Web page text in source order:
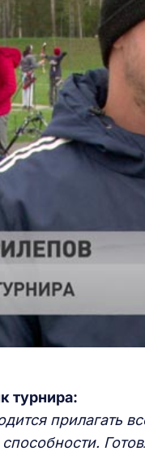
турнира:
прилагать